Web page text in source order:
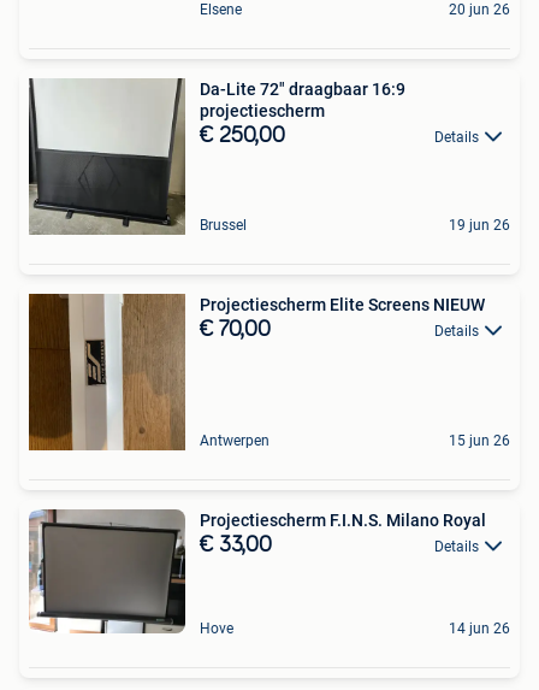
Elsene 20 jun 26
Da-Lite 72" draagbaar 16:9
projectiescherm
€ 250,00 Details
Brussel 19 jun 26
Projectiescherm Elite Screens NIEUW
€ 70,00 Details
Antwerpen 15 jun 26
Projectiescherm F.I.N.S. Milano Royal
€ 33,00 Details
Hove 14 jun 26